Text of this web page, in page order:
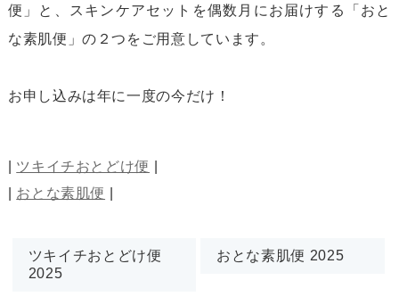
便」と、スキンケアセットを偶数月にお届けする「おと
な素肌便」の２つをご用意しています。
お申し込みは年に一度の今だけ！
ツキイチおとどけ便
おとな素肌便
ツキイチおとどけ便
2025
おとな素肌便 2025